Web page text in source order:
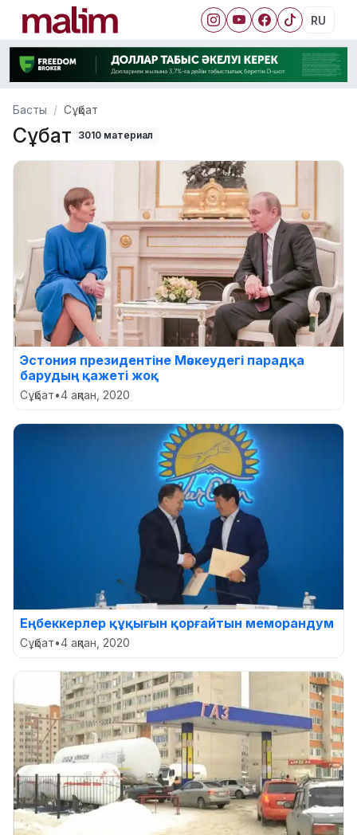
RU
Басты Сұқбат
Сұқбат 3010 материал
Эстония президентіне Мәскеудегі парадқа
барудың қажеті жоқ
Сұқбат•4 ақпан, 2020
Еңбеккерлер құқығын қорғайтын меморандум
Сұқбат•4 ақпан, 2020